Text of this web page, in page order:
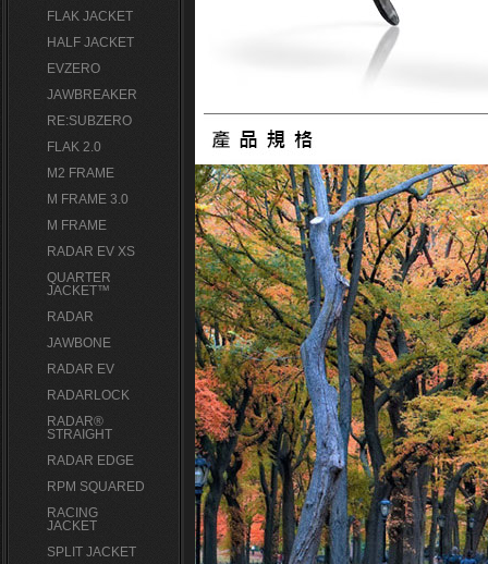
FLAK JACKET
HALF JACKET
EVZERO
JAWBREAKER
RE:SUBZERO
FLAK 2.0
M2 FRAME
M FRAME 3.0
M FRAME
RADAR EV XS
QUARTER
JACKET™
RADAR
JAWBONE
RADAR EV
RADARLOCK
RADAR®
STRAIGHT
RADAR EDGE
RPM SQUARED
RACING
JACKET
SPLIT JACKET